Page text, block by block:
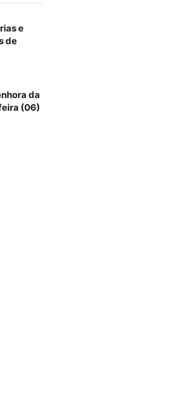
e
de
da
(06)